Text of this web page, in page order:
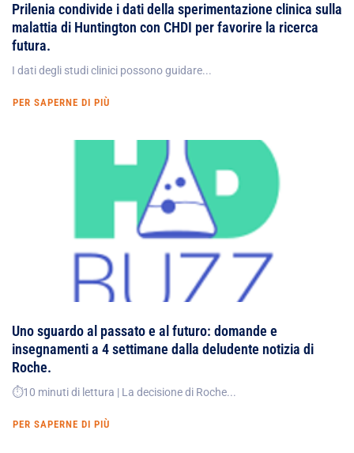
Prilenia condivide i dati della sperimentazione clinica sulla
malattia di Huntington con CHDI per favorire la ricerca
futura.
I dati degli studi clinici possono guidare...
PER SAPERNE DI PIÙ
Uno sguardo al passato e al futuro: domande e
insegnamenti a 4 settimane dalla deludente notizia di
Roche.
⏱️10 minuti di lettura | La decisione di Roche...
PER SAPERNE DI PIÙ